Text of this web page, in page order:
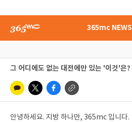
365mc NEWS
그 어디에도 없는 대전에만 있는 '이것'은?
안녕하세요. 지방 하나만, 365mc 입니다.